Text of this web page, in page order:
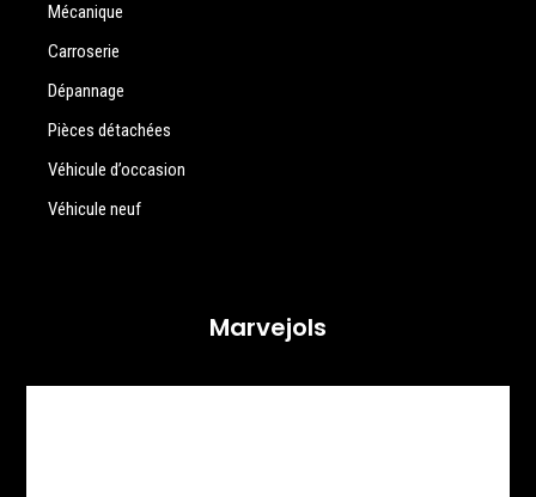
Mécanique
Carroserie
Dépannage
Pièces détachées
Véhicule d’occasion
Véhicule neuf
Marvejols